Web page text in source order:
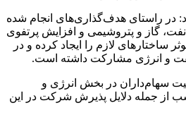
در راستای هدف‌گذاری‌های انجام شده
نفت، گاز و پتروشیمی و افزایش پرتفوی
ساختارهای لازم را ایجاد کرده و در
و انرژی مشارکت داشته است.
سهام‌داران در بخش انرژی و
از جمله دلایل پذیرش شرکت در این